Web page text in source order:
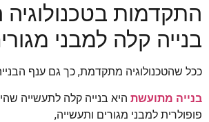
התקדמות בטכנולוגיה
בנייה קלה למבני
ככל שהטכנולוגיה מתקדמת, כך גם ענף
בנייה מתועשת היא בנייה קלה לתעשייה
פופולרית למבני מגורים ותעשייה,